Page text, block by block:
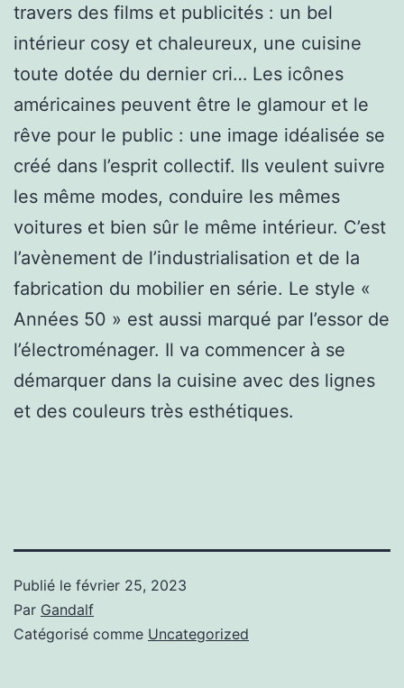
travers des films et publicités : un bel
intérieur cosy et chaleureux, une cuisine
toute dotée du dernier cri… Les icônes
américaines peuvent être le glamour et le
rêve pour le public : une image idéalisée se
créé dans l’esprit collectif. Ils veulent suivre
les même modes, conduire les mêmes
voitures et bien sûr le même intérieur. C’est
l’avènement de l’industrialisation et de la
fabrication du mobilier en série. Le style «
Années 50 » est aussi marqué par l’essor de
l’électroménager. Il va commencer à se
démarquer dans la cuisine avec des lignes
et des couleurs très esthétiques.
Publié le février 25, 2023
Par Gandalf
Catégorisé comme Uncategorized